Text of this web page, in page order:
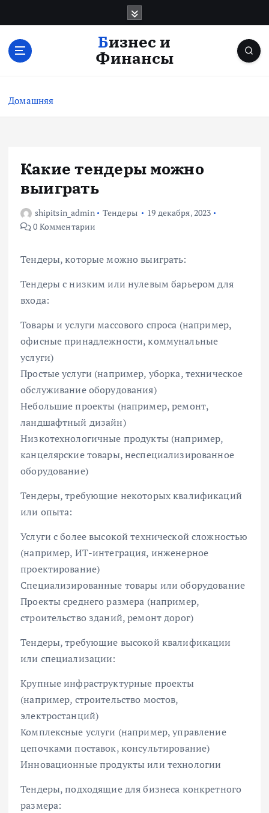
с
Бизнес и
Финансы
Домашняя
Какие тендеры можно
выиграть
shipitsin_admin Тендеры
19 декабря, 2023
0 Комментарии
Тендеры, которые можно выиграть:
Тендеры с низким или нулевым барьером для
входа:
Товары и услуги массового спроса (например,
офисные принадлежности, коммунальные
услуги)
Простые услуги (например, уборка, техническое
обслуживание оборудования)
Небольшие проекты (например, ремонт,
ландшафтный дизайн)
Низкотехнологичные продукты (например,
канцелярские товары, неспециализированное
оборудование)
Тендеры, требующие некоторых квалификаций
или опыта:
Услуги с более высокой технической сложностью
(например, ИТ-интеграция, инженерное
проектирование)
Специализированные товары или оборудование
Проекты среднего размера (например,
строительство зданий, ремонт дорог)
Тендеры, требующие высокой квалификации
или специализации:
Крупные инфраструктурные проекты
(например, строительство мостов,
электростанций)
Комплексные услуги (например, управление
цепочками поставок, консультирование)
Инновационные продукты или технологии
Тендеры, подходящие для бизнеса конкретного
размера: